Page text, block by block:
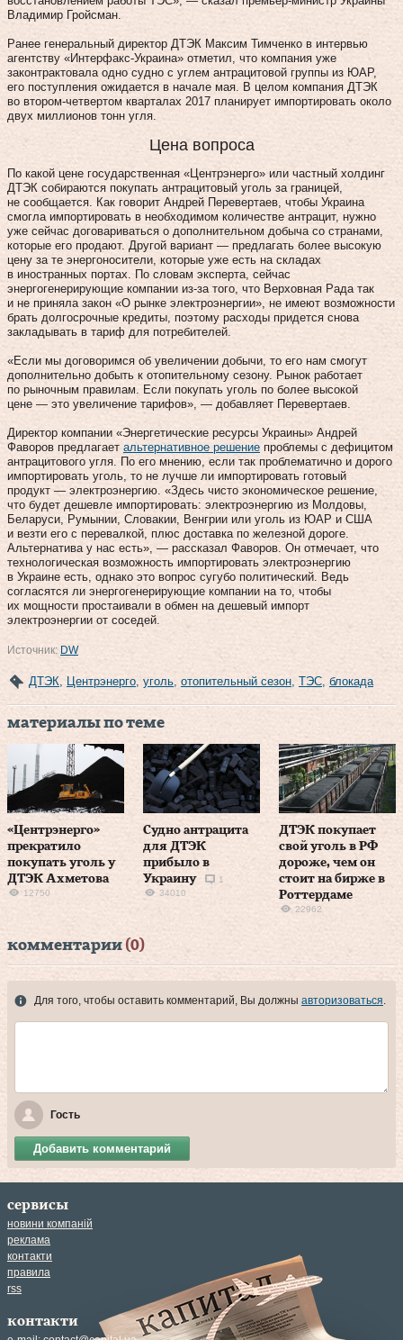
Владимир Гройсман.
Ранее генеральный директор ДТЭК Максим Тимченко в интервью
агентству «Интерфакс-Украина» отметил, что компания уже
законтрактовала одно судно с углем антрацитовой группы из ЮАР,
его поступления ожидается в начале мая. В целом компания ДТЭК
во втором-четвертом кварталах 2017 планирует импортировать около
двух миллионов тонн угля.
Цена вопроса
По какой цене государственная «Центрэнерго» или частный холдинг
ДТЭК собираются покупать антрацитовый уголь за границей,
не сообщается. Как говорит Андрей Перевертаев, чтобы Украина
смогла импортировать в необходимом количестве антрацит, нужно
уже сейчас договариваться о дополнительном добыча со странами,
которые его продают. Другой вариант — предлагать более высокую
цену за те энергоносители, которые уже есть на складах
в иностранных портах. По словам эксперта, сейчас
энергогенерирующие компании из-за того, что Верховная Рада так
и не приняла закон «О рынке электроэнергии», не имеют возможности
брать долгосрочные кредиты, поэтому расходы придется снова
закладывать в тариф для потребителей.
«Если мы договоримся об увеличении добычи, то его нам смогут
дополнительно добыть к отопительному сезону. Рынок работает
по рыночным правилам. Если покупать уголь по более высокой
цене — это увеличение тарифов», — добавляет Перевертаев.
Директор компании «Энергетические ресурсы Украины» Андрей
Фаворов предлагает альтернативное решение проблемы с дефицитом
антрацитового угля. По его мнению, если так проблематично и дорого
импортировать уголь, то не лучше ли импортировать готовый
продукт — электроэнергию. «Здесь чисто экономическое решение,
что будет дешевле импортировать: электроэнергию из Молдовы,
Беларуси, Румынии, Словакии, Венгрии или уголь из ЮАР и США
и везти его с перевалкой, плюс доставка по железной дороге.
Альтернатива у нас есть», — рассказал Фаворов. Он отмечает, что
технологическая возможность импортировать электроэнергию
в Украине есть, однако это вопрос сугубо политический. Ведь
согласятся ли энергогенерирующие компании на то, чтобы
их мощности простаивали в обмен на дешевый импорт
электроэнергии от соседей.
Источник: DW
ДТЭК Центрэнерго уголь отопительный сезон ТЭС блокада
материалы по теме
«Центрэнерго»
прекратило
покупать уголь у
ДТЭК Ахметова
12750
Судно антрацита
для ДТЭК
прибыло в
Украину
1
34010
ДТЭК покупает
свой уголь в РФ
дороже, чем он
стоит на бирже в
Роттердаме
22962
комментарии (0)
Для того, чтобы оставить комментарий, Вы должны авторизоваться.
Гость
Добавить комментарий
сервисы
новини компаній
реклама
контакти
правила
rss
контакти